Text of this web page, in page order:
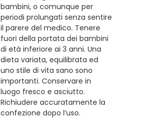
bambini, o comunque per
periodi prolungati senza sentire
il parere del medico. Tenere
fuori della portata dei bambini
di età inferiore ai 3 anni. Una
dieta variata, equilibrata ed
uno stile di vita sano sono
importanti. Conservare in
luogo fresco e asciutto.
Richiudere accuratamente la
confezione dopo l’uso.